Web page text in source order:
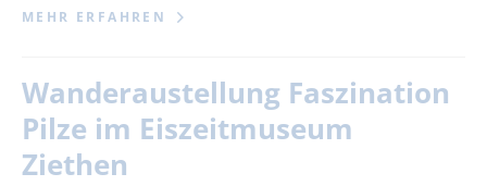
MEHR ERFAHREN
Wanderaustellung Faszination
Pilze im Eiszeitmuseum
Ziethen